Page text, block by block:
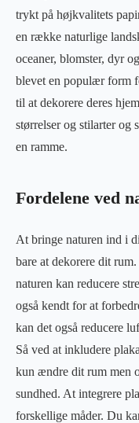
trykt på højkvalitets
en række naturlige
oceaner, blomster, dyr
blevet en populær form
til at dekorere deres
størrelser og stilarter og
en ramme.
Fordelene ved
At bringe naturen ind i
bare at dekorere dit
naturen kan reducere
også kendt for at
kan det også reducere
Så ved at inkludere
kun ændre dit rum men
sundhed. At integrere
forskellige måder. Du